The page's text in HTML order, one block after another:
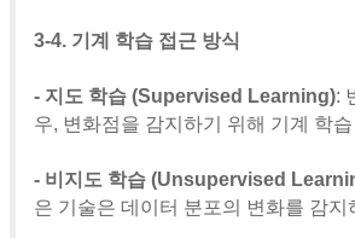
3-4. 기계 학습 접근 방식
- 지도 학습 (Supervised Learning):
우, 변화점을 감지하기 위해 기계 학
- 비지도 학습 (Unsupervised
은 기술은 데이터 분포의 변화를 감